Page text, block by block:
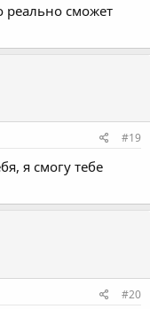
реально сможет
#19
я смогу тебе
#20